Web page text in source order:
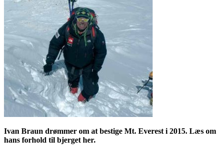
Ivan Braun drømmer om at bestige Mt. Everest i 2015. Læs om
hans forhold til bjerget her.